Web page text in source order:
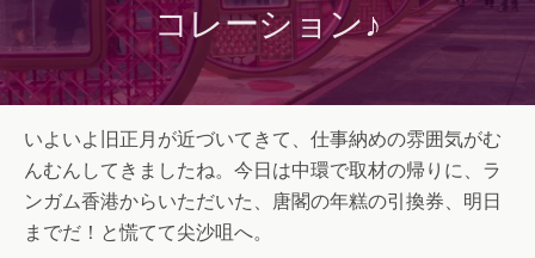
コレーション♪
いよいよ旧正月が近づいてきて、仕事納めの雰囲気がむ
んむんしてきましたね。今日は中環で取材の帰りに、ラ
ンガム香港からいただいた、唐閣の年糕の引換券、明日
までだ！と慌てて尖沙咀へ。